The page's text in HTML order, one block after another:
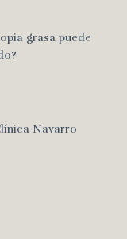
grasa puede
Navarro